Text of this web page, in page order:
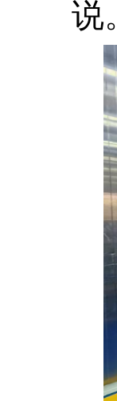
说。